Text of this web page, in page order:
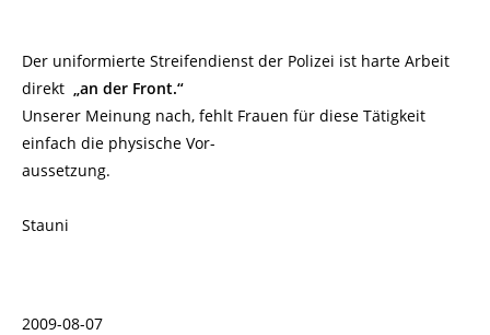
Der uniformierte Streifendienst der Polizei ist harte Arbeit
direkt „an der Front.“
Unserer Meinung nach, fehlt Frauen für diese Tätigkeit
einfach die physische Vor-
aussetzung.
Stauni
2009-08-07